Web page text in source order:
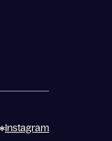
Instagram